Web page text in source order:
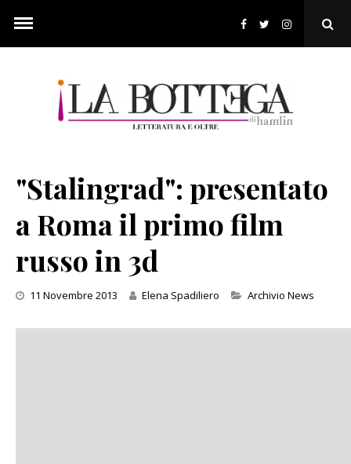
content
"Stalingrad": presentato
a Roma il primo film
russo in 3d
11 Novembre 2013 Elena Spadiliero Categories
Archivio News